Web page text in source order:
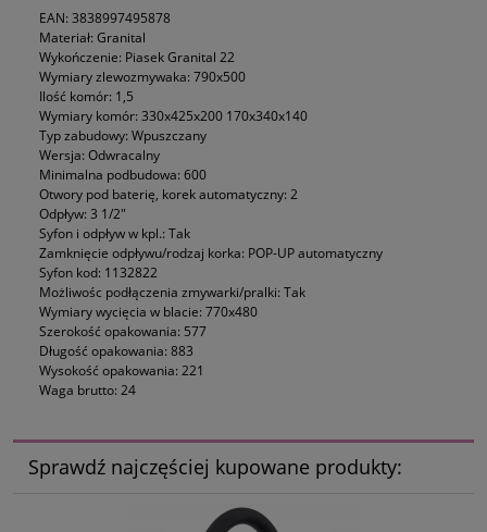
EAN: 3838997495878
Materiał: Granital
Wykończenie: Piasek Granital 22
Wymiary zlewozmywaka: 790x500
Ilość komór: 1,5
Wymiary komór: 330x425x200 170x340x140
Typ zabudowy: Wpuszczany
Wersja: Odwracalny
Minimalna podbudowa: 600
Otwory pod baterię, korek automatyczny: 2
Odpływ: 3 1/2"
Syfon i odpływ w kpl.: Tak
Zamknięcie odpływu/rodzaj korka: POP-UP automatyczny
Syfon kod: 1132822
Możliwośc podłączenia zmywarki/pralki: Tak
Wymiary wycięcia w blacie: 770x480
Szerokość opakowania: 577
Długość opakowania: 883
Wysokość opakowania: 221
Waga brutto: 24
Sprawdź najczęściej kupowane produkty: